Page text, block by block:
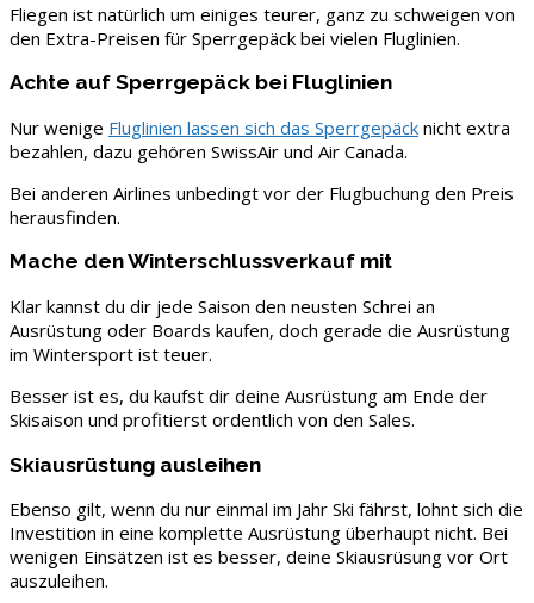
Fliegen ist natürlich um einiges teurer, ganz zu schweigen von
den Extra-Preisen für Sperrgepäck bei vielen Fluglinien.
Achte auf Sperrgepäck bei Fluglinien
Nur wenige Fluglinien lassen sich das Sperrgepäck nicht extra
bezahlen, dazu gehören SwissAir und Air Canada.
Bei anderen Airlines unbedingt vor der Flugbuchung den Preis
herausfinden.
Mache den Winterschlussverkauf mit
Klar kannst du dir jede Saison den neusten Schrei an
Ausrüstung oder Boards kaufen, doch gerade die Ausrüstung
im Wintersport ist teuer.
Besser ist es, du kaufst dir deine Ausrüstung am Ende der
Skisaison und profitierst ordentlich von den Sales.
Skiausrüstung ausleihen
Ebenso gilt, wenn du nur einmal im Jahr Ski fährst, lohnt sich die
Investition in eine komplette Ausrüstung überhaupt nicht. Bei
wenigen Einsätzen ist es besser, deine Skiausrüsung vor Ort
auszuleihen.